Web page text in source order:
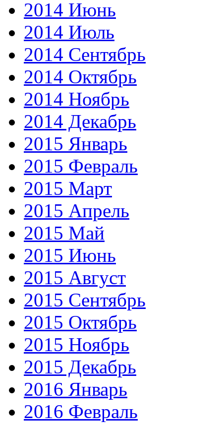
2014 Июнь
2014 Июль
2014 Сентябрь
2014 Октябрь
2014 Ноябрь
2014 Декабрь
2015 Январь
2015 Февраль
2015 Март
2015 Апрель
2015 Май
2015 Июнь
2015 Август
2015 Сентябрь
2015 Октябрь
2015 Ноябрь
2015 Декабрь
2016 Январь
2016 Февраль